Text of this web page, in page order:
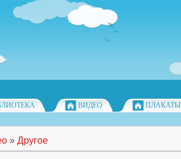
ВИДЕО ПЛАКАТЫ
» Другое